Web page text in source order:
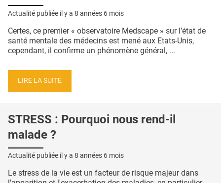
Actualité publiée il y a 8 années 6 mois
Certes, ce premier « observatoire Medscape » sur l’état de
santé mentale des médecins est mené aux Etats-Unis,
cependant, il confirme un phénomène général, ...
LIRE LA SUITE
STRESS : Pourquoi nous rend-il
malade ?
Actualité publiée il y a 8 années 6 mois
Le stress de la vie est un facteur de risque majeur dans